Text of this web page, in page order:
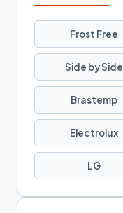
Frost Free
Side by Side
Brastemp
Electrolux
LG